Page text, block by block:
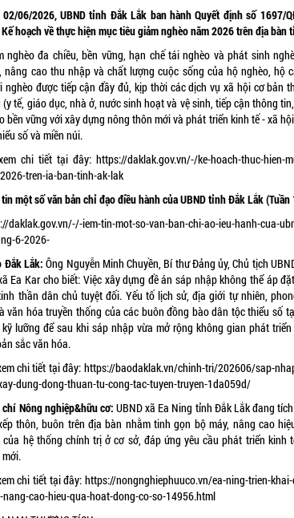
02/06/2026, UBND tỉnh Đắk Lắk ban hành Quyết định số 1697/
hoạch về thực hiện mục tiêu giảm nghèo năm 2026 trên địa bàn
nghèo đa chiều, bền vững, hạn chế tái nghèo và phát sinh
nâng cao thu nhập và chất lượng cuộc sống của hộ nghèo, hộ
nghèo được tiếp cận đầy đủ, kịp thời các dịch vụ xã hội cơ bản
(y tế, giáo dục, nhà ở, nước sinh hoạt và vệ sinh, tiếp cận thông
bền vững với xây dựng nông thôn mới và phát triển kinh tế - xã
số và miền núi.
chi tiết tại đây: https://daklak.gov.vn/-/ke-hoach-thuc-hien-
tren-ia-ban-tinh-ak-lak
một số văn bản chỉ đạo điều hành của UBND tỉnh Đắk Lắk
daklak.gov.vn/-/-iem-tin-mot-so-van-ban-chi-ao-ieu-hanh-cua-
6-2026-
Đắk Lắk: Ông Nguyễn Minh Chuyền, Bí thư Đảng ủy, Chủ tịch
Ea Kar cho biết: Việc xây dựng đề án sáp nhập không thể áp
thần dân chủ tuyệt đối. Yếu tố lịch sử, địa giới tự nhiên,
văn hóa truyền thống của các buôn đồng bào dân tộc thiểu số
lưỡng để sau khi sáp nhập vừa mở rộng không gian phát
sắc văn hóa.
chi tiết tại đây: https://baodaklak.vn/chinh-tri/202606/sap-
dung-dong-thuan-tu-cong-tac-tuyen-truyen-1da059d/
chí Nông nghiệp&hữu cơ: UBND xã Ea Ning tỉnh Đắk Lắk đang
thôn, buôn trên địa bàn nhằm tinh gọn bộ máy, nâng cao
của hệ thống chính trị ở cơ sở, đáp ứng yêu cầu phát triển kinh
chi tiết tại đây: https://nongnghiephuuco.vn/ea-ning-trien-
nang-cao-hieu-qua-hoat-dong-co-so-14956.html